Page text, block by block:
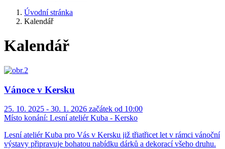
Úvodní stránka
Kalendář
Kalendář
Vánoce v Kersku
25. 10. 2025 - 30. 1. 2026 začátek od 10:00
Místo konání: Lesní ateliér Kuba - Kersko
Lesní ateliér Kuba pro Vás v Kersku již třiatřicet let v rámci vánoční
výstavy připravuje bohatou nabídku dárků a dekorací všeho druhu.